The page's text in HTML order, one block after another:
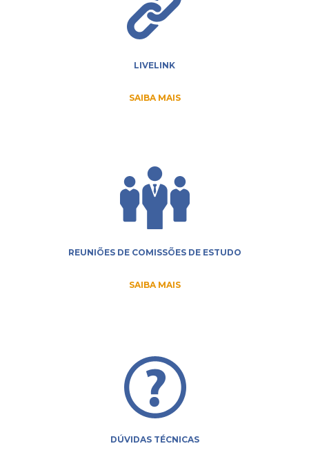
LIVELINK
SAIBA MAIS
REUNIÕES DE COMISSÕES DE ESTUDO
SAIBA MAIS
DÚVIDAS TÉCNICAS